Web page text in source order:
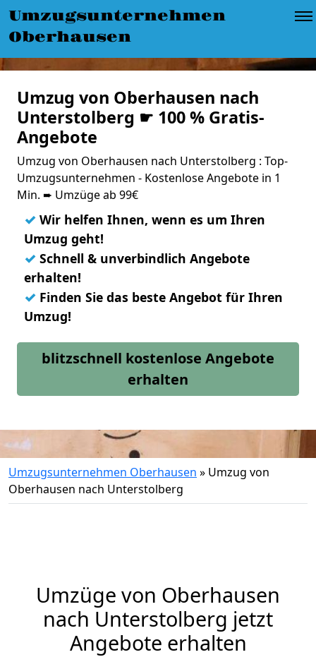
Umzugsunternehmen
Oberhausen
Umzug von Oberhausen nach
Unterstolberg ☛ 100 % Gratis-
Angebote
Umzug von Oberhausen nach Unterstolberg : Top-
Umzugsunternehmen - Kostenlose Angebote in 1
Min. ➨ Umzüge ab 99€
✓ Wir helfen Ihnen, wenn es um Ihren
Umzug geht!
✓ Schnell & unverbindlich Angebote
erhalten!
✓ Finden Sie das beste Angebot für Ihren
Umzug!
blitzschnell kostenlose Angebote
erhalten
Umzugsunternehmen Oberhausen » Umzug von
Oberhausen nach Unterstolberg
Umzüge von Oberhausen
nach Unterstolberg jetzt
Angebote erhalten